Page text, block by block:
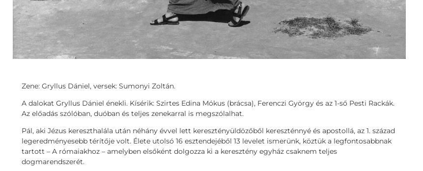
Zene: Gryllus Dániel, versek: Sumonyi Zoltán.
A dalokat Gryllus Dániel énekli. Kísérik: Szirtes Edina Mókus (brácsa), Ferenczi György és az 1-ső Pesti Rackák.
Az előadás szólóban, duóban és teljes zenekarral is megszólalhat.
Pál, aki Jézus kereszthalála után néhány évvel lett keresztényüldözőből kereszténnyé és apostollá, az 1. század
legeredményesebb térítője volt. Élete utolsó 16 esztendejéből 13 levelet ismerünk, köztük a legfontosabbnak
tartott – A rómaiakhoz – amelyben elsőként dolgozza ki a keresztény egyház csaknem teljes
dogmarendszerét.